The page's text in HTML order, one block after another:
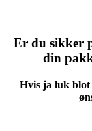
Er du sikker
din
Hvis ja luk